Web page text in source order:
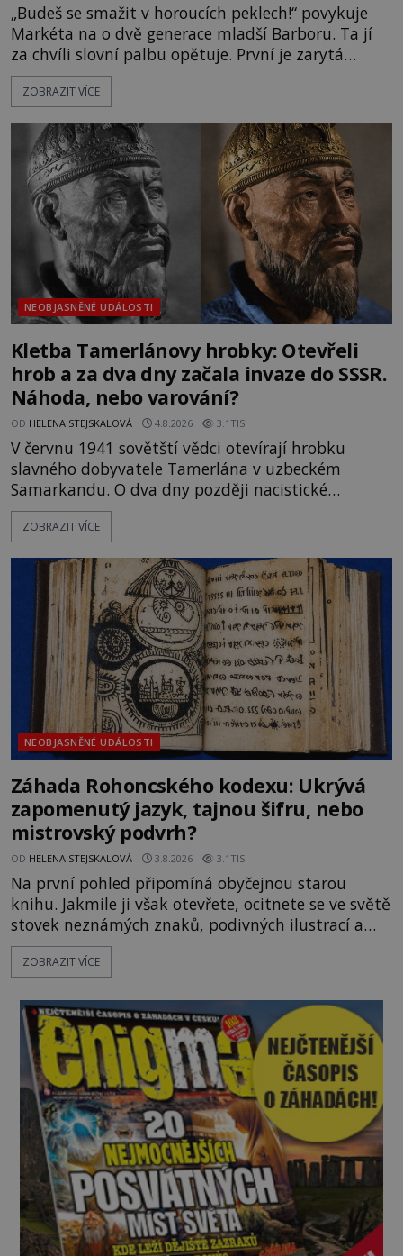
„Budeš se smažit v horoucích peklech!“ povykuje
Markéta na o dvě generace mladší Barboru. Ta jí
za chvíli slovní palbu opětuje. První je zarytá
katolička, druhá přesvědčená kališnice. A každá z
nich se usídlí na jedné z věží slavného hradu
mezi vůdce protihusitského boje. Za manželku má
skutečně jistou
ZOBRAZIT VÍCE
NEOBJASNĚNÉ UDÁLOSTI
Kletba Tamerlánovy hrobky: Otevřeli
hrob a za dva dny začala invaze do SSSR.
Náhoda, nebo varování?
OD HELENA STEJSKALOVÁ 4.8.2026 3.1TIS
V červnu 1941 sovětští vědci otevírají hrobku
slavného dobyvatele Tamerlána v uzbeckém
Samarkandu. O dva dny později nacistické
Německo zahajuje operaci Barbarossa a napadá
Sovětský svaz. Shoda dat je natolik zarážející, že se
na legendě něco pravdy, nebo jde jen o fascinující
souhru okolností? Když antropolog Michail
Gerasimov (1907-1970) a
ZOBRAZIT VÍCE
NEOBJASNĚNÉ UDÁLOSTI
Záhada Rohoncského kodexu: Ukrývá
zapomenutý jazyk, tajnou šifru, nebo
mistrovský podvrh?
OD HELENA STEJSKALOVÁ 3.8.2026 3.1TIS
Na první pohled připomíná obyčejnou starou
knihu. Jakmile ji však otevřete, ocitnete se ve světě
stovek neznámých znaků, podivných ilustrací a
textu, který už téměř dvě století vzdoruje všem
pokusům o rozluštění. Rohoncský kodex patří mezi
jistotou neví, kdo jej napsal, kdy vznikl ani co
vlastně vypráví. Rohoncský kodex se poprvé
objevuje v roce
ZOBRAZIT VÍCE